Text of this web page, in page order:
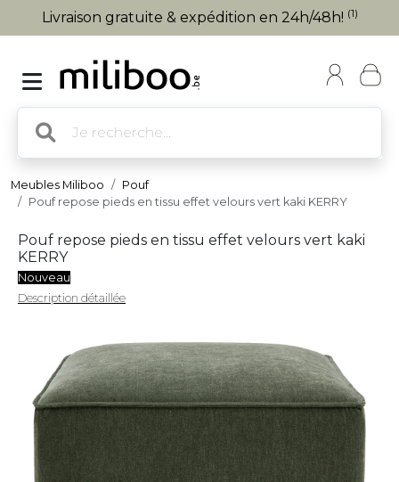
Livraison gratuite & expédition en 24h/48h! (1)
Meubles Miliboo
Pouf
Pouf repose pieds en tissu effet velours vert kaki KERRY
Pouf repose pieds en tissu effet velours vert kaki
KERRY
Nouveau
Description détaillée